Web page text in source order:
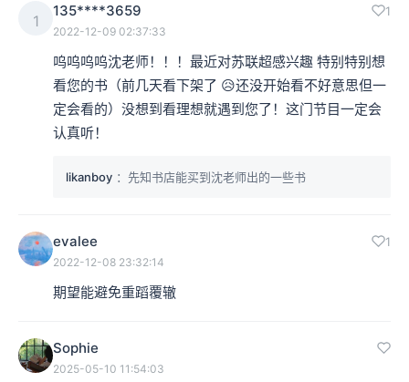
1
135****3659 1
2022-12-09 02:37:33
呜呜呜呜沈老师！！！最近对苏联超感兴趣 特别特别想
看您的书（前几天看下架了 😥还没开始看不好意思但一
定会看的）没想到看理想就遇到您了！这门节目一定会
认真听！
likanboy ：先知书店能买到沈老师出的一些书
evalee 1
2022-12-08 23:32:14
期望能避免重蹈覆辙
Sophie
2025-05-10 11:54:03